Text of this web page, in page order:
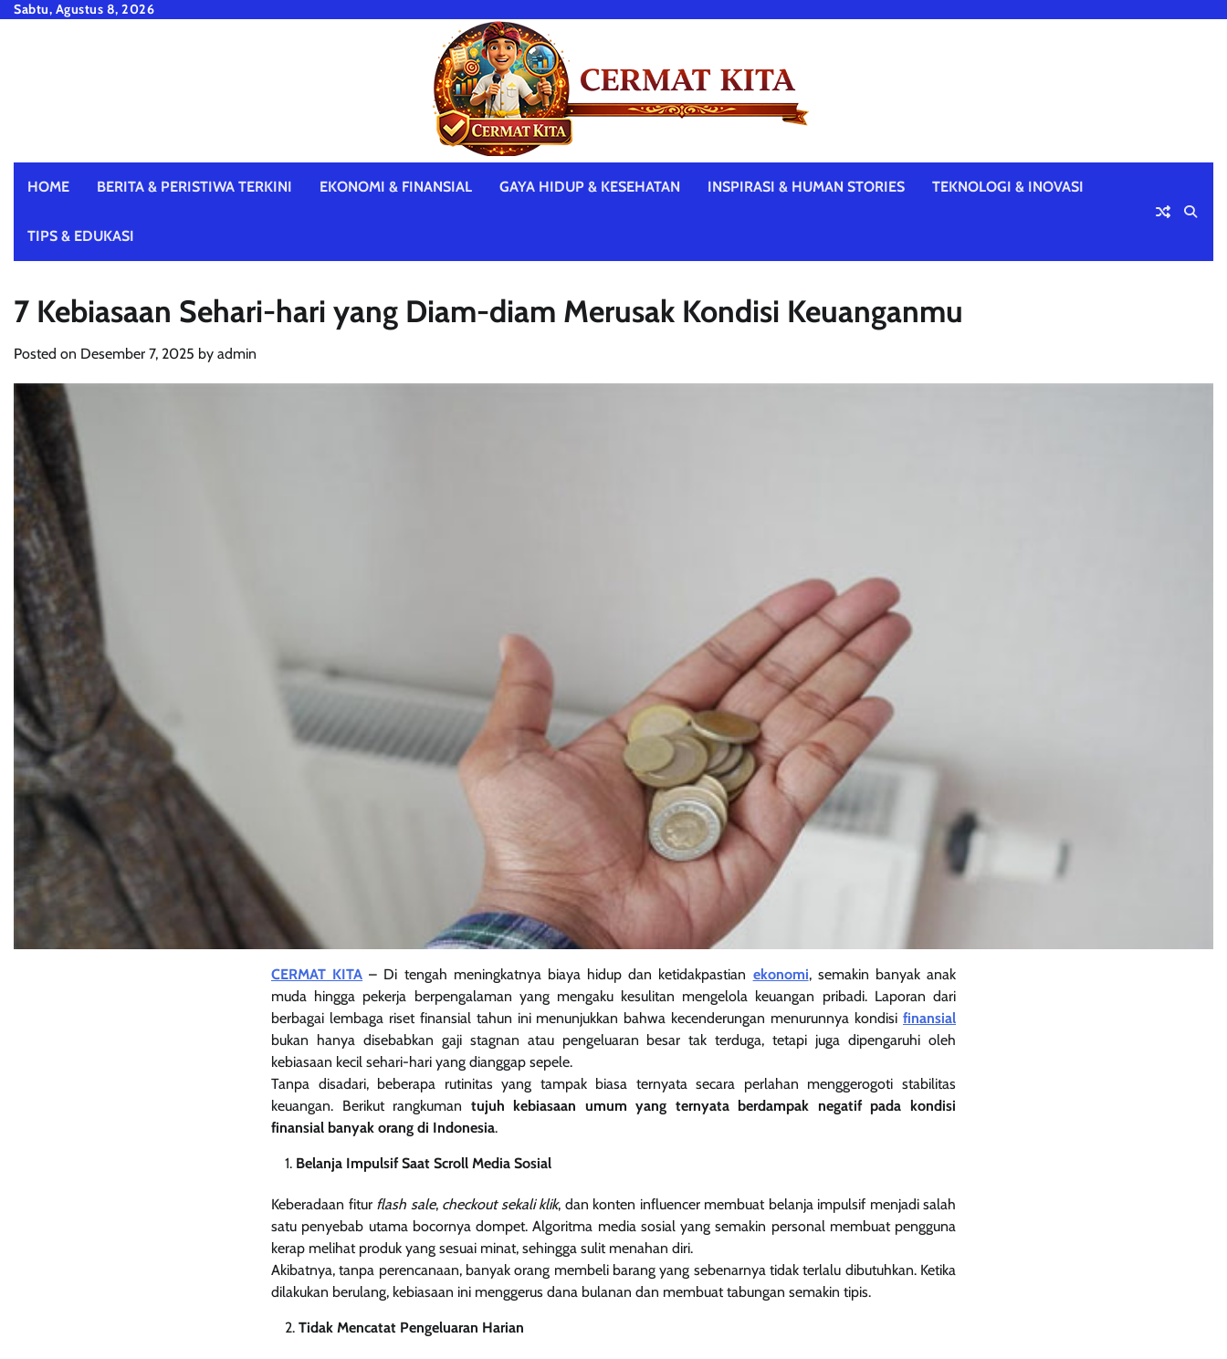
SkipSabtu, Agustus 8, 2026
HOME BERITA & PERISTIWA TERKINI EKONOMI & FINANSIAL GAYA HIDUP & KESEHATAN INSPIRASI & HUMAN STORIES TEKNOLOGI & INOVASI
TIPS & EDUKASI
7 Kebiasaan Sehari-hari yang Diam-diam Merusak Kondisi Keuanganmu
Posted on Desember 7, 2025 by admin
CERMAT KITA – Di tengah meningkatnya biaya hidup dan ketidakpastian ekonomi, semakin banyak anak
muda hingga pekerja berpengalaman yang mengaku kesulitan mengelola keuangan pribadi. Laporan dari
berbagai lembaga riset finansial tahun ini menunjukkan bahwa kecenderungan menurunnya kondisi finansial
bukan hanya disebabkan gaji stagnan atau pengeluaran besar tak terduga, tetapi juga dipengaruhi oleh
kebiasaan kecil sehari-hari yang dianggap sepele.
Tanpa disadari, beberapa rutinitas yang tampak biasa ternyata secara perlahan menggerogoti stabilitas
keuangan. Berikut rangkuman tujuh kebiasaan umum yang ternyata berdampak negatif pada kondisi
finansial banyak orang di Indonesia.
Belanja Impulsif Saat Scroll Media Sosial
Keberadaan fitur flash sale, checkout sekali klik, dan konten influencer membuat belanja impulsif menjadi salah
satu penyebab utama bocornya dompet. Algoritma media sosial yang semakin personal membuat pengguna
kerap melihat produk yang sesuai minat, sehingga sulit menahan diri.
Akibatnya, tanpa perencanaan, banyak orang membeli barang yang sebenarnya tidak terlalu dibutuhkan. Ketika
dilakukan berulang, kebiasaan ini menggerus dana bulanan dan membuat tabungan semakin tipis.
Tidak Mencatat Pengeluaran Harian